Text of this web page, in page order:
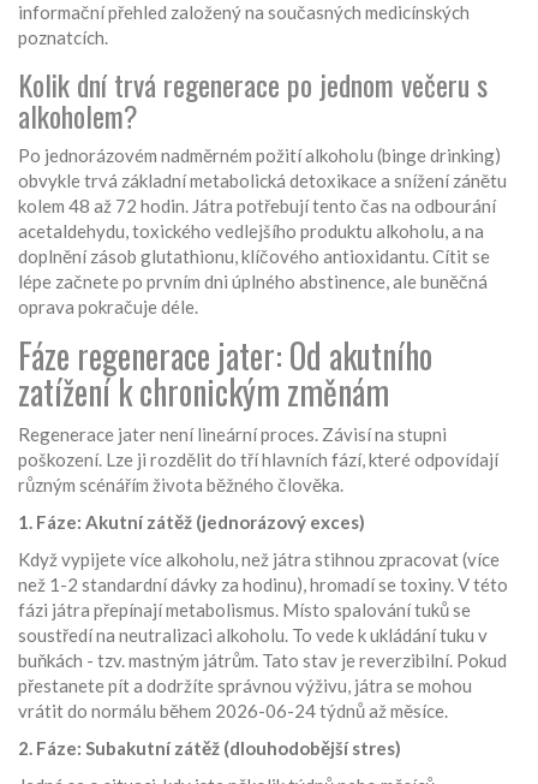
informační přehled založený na současných medicínských
poznatcích.
Kolik dní trvá regenerace po jednom večeru s
alkoholem?
Po jednorázovém nadměrném požití alkoholu (binge drinking)
obvykle trvá základní metabolická detoxikace a snížení zánětu
kolem 48 až 72 hodin. Játra potřebují tento čas na odbourání
acetaldehydu, toxického vedlejšího produktu alkoholu, a na
doplnění zásob glutathionu, klíčového antioxidantu. Cítit se
lépe začnete po prvním dni úplného abstinence, ale buněčná
oprava pokračuje déle.
Fáze regenerace jater: Od akutního
zatížení k chronickým změnám
Regenerace jater není lineární proces. Závisí na stupni
poškození. Lze ji rozdělit do tří hlavních fází, které odpovídají
různým scénářím života běžného člověka.
1. Fáze: Akutní zátěž (jednorázový exces)
Když vypijete více alkoholu, než játra stihnou zpracovat (více
než 1-2 standardní dávky za hodinu), hromadí se toxiny. V této
fázi játra přepínají metabolismus. Místo spalování tuků se
soustředí na neutralizaci alkoholu. To vede k ukládání tuku v
buňkách - tzv. mastným játrům. Tato stav je reverzibilní. Pokud
přestanete pít a dodržíte správnou výživu, játra se mohou
vrátit do normálu během 2026-06-24týdnů až měsíce.
2. Fáze: Subakutní zátěž (dlouhodobější stres)